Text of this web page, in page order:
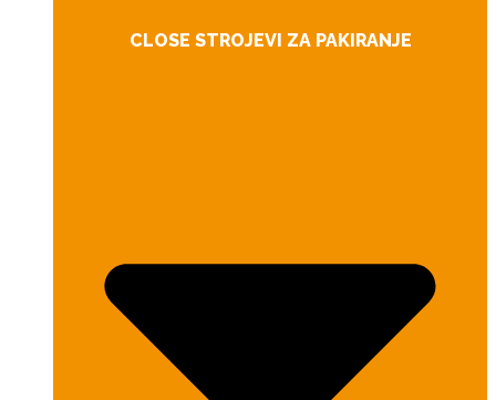
CLOSE STROJEVI ZA PAKIRANJE